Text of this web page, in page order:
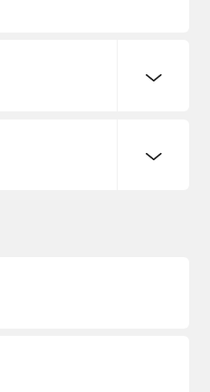
術流出防止に関す
イドライン
整備・震災復興